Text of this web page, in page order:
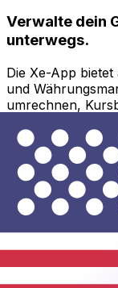
Verwalte dein
unterwegs.
Die Xe-App
und
umrechnen,
Gebühren. Heute